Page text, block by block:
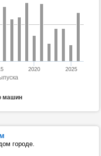
машин
2020 2025
городе.